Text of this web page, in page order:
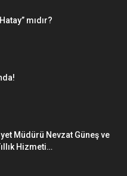
mıdır?
Müdürü Nevzat Güneş ve
Hizmeti…